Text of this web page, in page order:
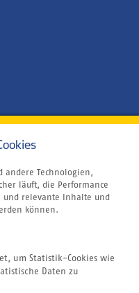
andere Technologien,
läuft, die Performance
und relevante Inhalte und
können.
um Statistik-Cookies wie
Daten zu